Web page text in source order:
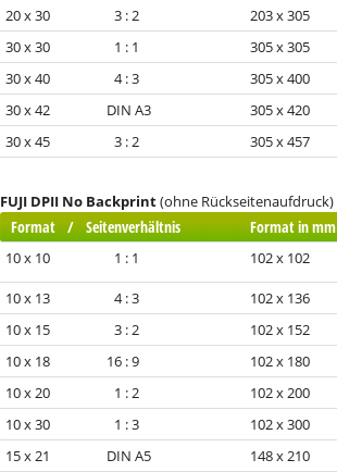
20 x 30 3 : 2
203 x 305
30 x 30 1 : 1
305 x 305
30 x 40 4 : 3
305 x 400
30 x 42 DIN A3
305 x 420
30 x 45 3 : 2
305 x 457
FUJI DPII No Backprint(ohne Rückseitenaufdruck)
Format / Seitenverhältnis Format in mm
10 x 10 1 : 1 102 x 102
10 x 13 4 : 3 102 x 136
10 x 15 3 : 2
102 x 152
10 x 18 16 : 9
102 x 180
10 x 20 1 : 2
102 x 200
10 x 30 1 : 3
102 x 300
15 x 21 DIN A5
148 x 210